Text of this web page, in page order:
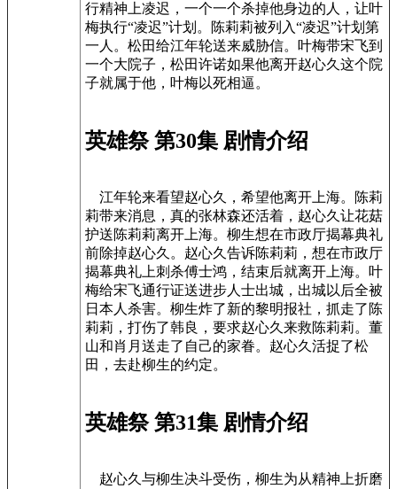
行精神上凌迟，一个一个杀掉他身边的人，让叶
梅执行“凌迟”计划。陈莉莉被列入“凌迟”计划第
一人。松田给江年轮送来威胁信。叶梅带宋飞到
一个大院子，松田许诺如果他离开赵心久这个院
子就属于他，叶梅以死相逼。
英雄祭 第30集 剧情介绍
江年轮来看望赵心久，希望他离开上海。陈莉
莉带来消息，真的张林森还活着，赵心久让花菇
护送陈莉莉离开上海。柳生想在市政厅揭幕典礼
前除掉赵心久。赵心久告诉陈莉莉，想在市政厅
揭幕典礼上刺杀傅士鸿，结束后就离开上海。叶
梅给宋飞通行证送进步人士出城，出城以后全被
日本人杀害。柳生炸了新的黎明报社，抓走了陈
莉莉，打伤了韩良，要求赵心久来救陈莉莉。董
山和肖月送走了自己的家眷。赵心久活捉了松
田，去赴柳生的约定。
英雄祭 第31集 剧情介绍
赵心久与柳生决斗受伤，柳生为从精神上折磨